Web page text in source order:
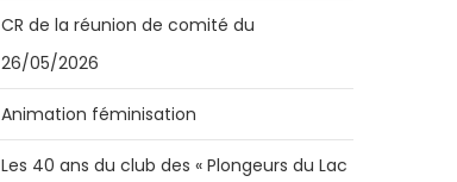
CR de la réunion de comité du
26/05/2026
Animation féminisation
Les 40 ans du club des « Plongeurs du Lac